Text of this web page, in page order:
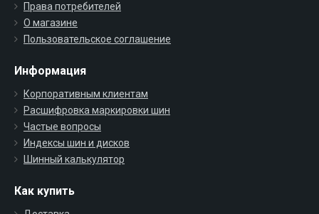
Права потребителей
О магазине
Пользовательское соглашение
Информация
Корпоративным клиентам
Расшифровка маркировки шин
Частые вопросы
Индексы шин и дисков
Шинный калькулятор
Как купить